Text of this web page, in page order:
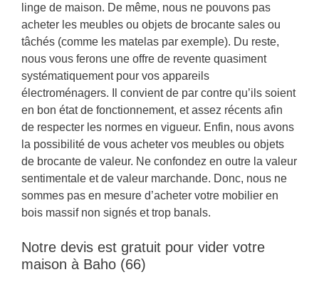
linge de maison. De même, nous ne pouvons pas
acheter les meubles ou objets de brocante sales ou
tâchés (comme les matelas par exemple). Du reste,
nous vous ferons une offre de revente quasiment
systématiquement pour vos appareils
électroménagers. Il convient de par contre qu’ils soient
en bon état de fonctionnement, et assez récents afin
de respecter les normes en vigueur. Enfin, nous avons
la possibilité de vous acheter vos meubles ou objets
de brocante de valeur. Ne confondez en outre la valeur
sentimentale et de valeur marchande. Donc, nous ne
sommes pas en mesure d’acheter votre mobilier en
bois massif non signés et trop banals.
Notre devis est gratuit pour vider votre
maison à Baho (66)